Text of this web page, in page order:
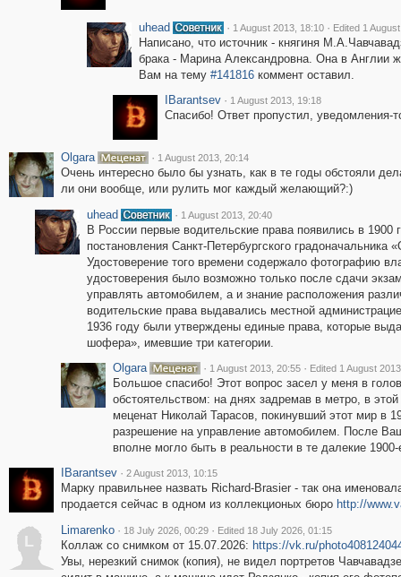
uhead · 1 August 2013, 18:10 · Edited 1
Написано, что источник - княгиня
брака - Марина Александровна. Она в Англии
Вам на тему #141816коммент оставил.
IBarantsev · 1 August 2013, 19:18
Спасибо! Ответ пропустил, уведомления-
Olgara · 1 August 2013, 20:14
Очень интересно было бы узнать, как в те годы обстояли
ли они вообще, или рулить мог каждый желающий?:)
uhead
· 1 August 2013, 20:40
В России первые водительские права появились в
постановления Санкт-Петербургского
Удостоверение того времени содержало фотографию
удостоверения было возможно только после сдачи
управлять автомобилем, а и знание расположения
водительские права выдавались местной
1936 году были утверждены единые права, которые
шофера», имевшие три категории.
Olgara
· 1 August 2013, 20:55 · Edited 1 August
Большое спасибо! Этот вопрос засел у меня в
обстоятельством: на днях задремав в метро, в
меценат Николай Тарасов, покинувший этот мир в
разрешение на управление автомобилем. После
вполне могло быть в реальности в те далекие 1900-
IBarantsev · 2 August 2013, 10:15
Марку правильнее назвать Richard-Brasier - так она
продается сейчас в одном из коллекционых бюро http://
L
Limarenko · 18 July 2026, 00:29 · Edited 18 July 2026, 01:15
Коллаж со снимком от 15.07.2026: https://vk.ru/
Увы, нерезкий снимок (копия), не видел портретов